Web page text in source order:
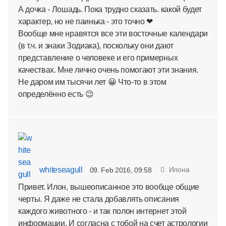
А дочка - Лошадь. Пока трудно сказать. какой будет
характер, но не паинька - это точно ❤
Вообще мне нравятся все эти восточные календари
(в т.ч. и знаки Зодиака), поскольку они дают
представление о человеке и его примерных
качествах. Мне лично очень помогают эти знания.
Не даром им тысячи лет 😀 Что-то в этом
определённо есть 😉
whiteseagull 09. Feb 2016, 09:58 Илона
Привет. Илон, вышеописанное это вообще общие
черты. Я даже не стала добавлять описания
каждого животного - и так полон интернет этой
информации. И согласна с тобой на счет астрологии